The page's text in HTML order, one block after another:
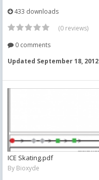
433 downloads
(0 reviews)
0 comments
Updated September 18, 2012
ICE Skating.pdf
By Bioxyde